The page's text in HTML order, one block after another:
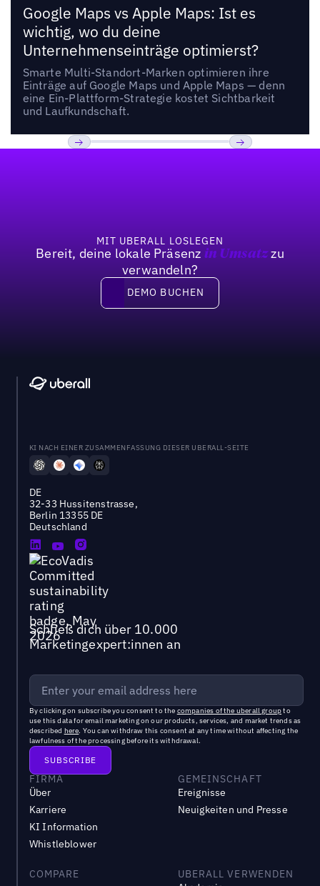
Google Maps vs Apple Maps: Ist es
wichtig, wo du deine
Unternehmenseinträge optimierst?
Smarte Multi-Standort-Marken optimieren ihre
Einträge auf Google Maps und Apple Maps — denn
eine Ein-Plattform-Strategie kostet Sichtbarkeit
und Laufkundschaft.
MIT UBERALL LOSLEGEN
Bereit, deine lokale Präsenz in Umsatzzu
verwandeln?
DEMO BUCHEN
DEMO BUCHEN
KI NACH EINER ZUSAMMENFASSUNG DIESER UBERALL-SEITE
DE
32-33 Hussitenstrasse,
Berlin 13355 DE
Deutschland
Schließ dich über 10.000
Marketingexpert:innen an
By clicking on subscribe you consent to the companies of the uberall groupto
use this data for email marketing on our products, services, and market trends as
described here. You can withdraw this consent at any time without affecting the
lawfulness of the processing before its withdrawal.
FIRMA
Über
Karriere
KI Information
Whistleblower
GEMEINSCHAFT
Ereignisse
Neuigkeiten und Presse
COMPARE
UBERALL VERWENDEN